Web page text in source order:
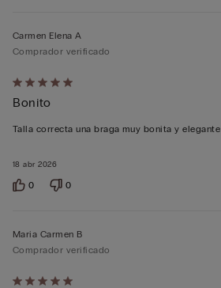
Calificación
de
5
5
18 abr 2026
Carmen Elena A
Comprador verificado
Bonito
Talla correcta una braga muy bonita y elegante
0 0
Calificación
Maria Carmen B
Comprador verificado